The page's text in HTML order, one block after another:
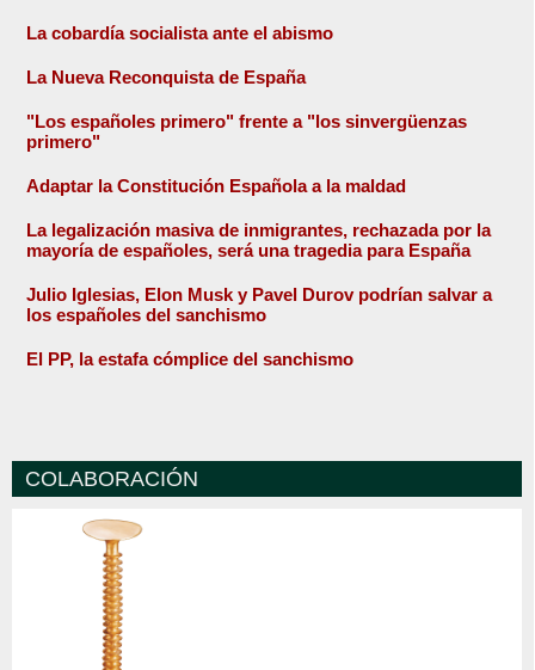
La cobardía socialista ante el abismo
La Nueva Reconquista de España
"Los españoles primero" frente a "los sinvergüenzas
primero"
Adaptar la Constitución Española a la maldad
La legalización masiva de inmigrantes, rechazada por la
mayoría de españoles, será una tragedia para España
Julio Iglesias, Elon Musk y Pavel Durov podrían salvar a
los españoles del sanchismo
El PP, la estafa cómplice del sanchismo
COLABORACIÓN